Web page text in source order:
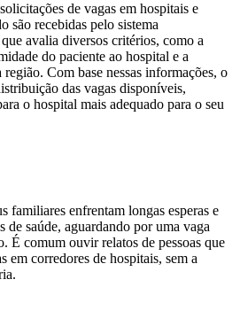
de vagas em hospitais e
são recebidas pelo sistema
avalia diversos critérios, como a
do paciente ao hospital e a
Com base nessas informações, o
das vagas disponíveis,
o hospital mais adequado para o seu
familiares enfrentam longas esperas e
de saúde, aguardando por uma vaga
É comum ouvir relatos de pessoas que
em corredores de hospitais, sem a